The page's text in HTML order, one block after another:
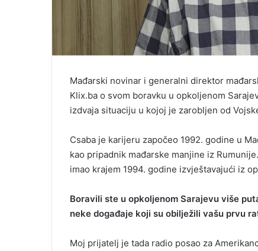
Mađarski novinar i generalni direktor
Klix.ba o svom boravku u opkoljenom
izdvaja situaciju u kojoj je zarobljen od
Csaba je karijeru započeo 1992. godine u
kao pripadnik mađarske manjine iz
imao krajem 1994. godine izvještavajući iz
Boravili ste u opkoljenom Sarajevu više
neke događaje koji su obilježili vašu prvu
Moj prijatelj je tada radio posao za